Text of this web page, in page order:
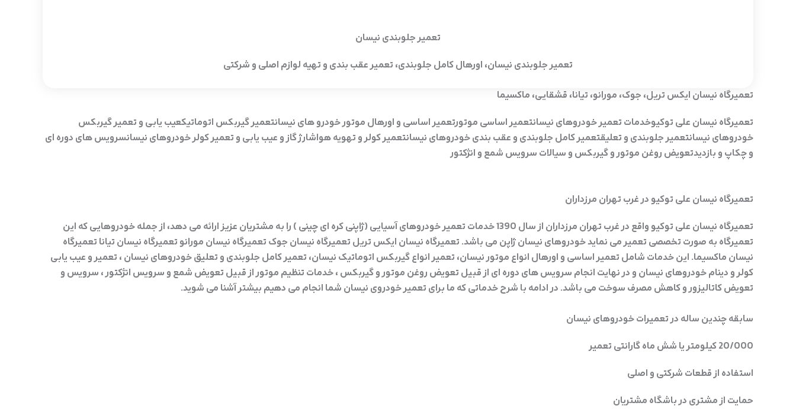
تعمیر جلوبندی نیسان
تعمیر جلوبندی نیسان، اورهال کامل جلوبندی، تعمیر عقب بندی و تهیه لوازم اصلی و شرکتی
تعمیرگاه نیسان ایکس تریل، جوک، مورانو، تیانا، قشقایی، ماکسیما
تعمیرگاه نیسان علی توکیوخدمات تعمیر خودروهای نیسانتعمیر اساسی موتورتعمیر اساسی و اورهال موتور خودرو های نیسانتعمیر گیربکس اتوماتیکعیب یابی و تعمیر گیربکس
خودروهای نیسانتعمیر جلوبندی و تعلیقتعمیر کامل جلوبندی و عقب بندی خودروهای نیسانتعمیر کولر و تهویه هواشارژ گاز و عیب یابی و تعمیر کولر خودروهای نیسانسرویس های دوره ای
و چکاپ و بازدیدتعویض روغن موتور و گیربکس و سیالات سرویس شمع و انژکتور
تعمیرگاه نیسان علی توکیو در غرب تهران مرزداران
تعمیرگاه نیسان علی توکیو واقع در غرب تهران مرزداران از سال 1390 خدمات تعمیر خودروهای آسیایی (ژاپنی کره ای چینی ) را به مشتریان عزیز ارائه می دهد، از جمله خودروهایی که این
تعمیرگاه به صورت تخصصی تعمیر می نماید خودروهای نیسان ژاپن می باشد. تعمیرگاه نیسان ایکس تریل تعمیرگاه نیسان جوک تعمیرگاه نیسان مورانو تعمیرگاه نیسان تیانا تعمیرگاه
نیسان ماکسیما. این خدمات شامل تعمیر اساسی و اورهال انواع موتور نیسان، تعمیر انواع گیربکس اتوماتیک نیسان، تعمیر کامل جلوبندی و تعلیق خودروهای نیسان ، تعمیر و عیب یابی
کولر و دینام خودروهای نیسان و در نهایت انجام سرویس های دوره ای از قبیل تعویض روغن موتور و گیربکس ، خدمات تنظیم موتور از قبیل تعویض شمع و سرویس انژکتور ، سرویس و
تعویض کاتالیزور و کاهش مصرف سوخت می باشد. در ادامه با شرح خدماتی که ما برای تعمیر خودروی نیسان شما انجام می دهیم بیشتر آشنا می شوید.
سابقه چندین ساله در تعمیرات خودروهای نیسان
20/000 کیلومتر یا شش ماه گارانتی تعمیر
استفاده از قطعات شرکتی و اصلی
حمایت از مشتری در باشگاه مشتریان